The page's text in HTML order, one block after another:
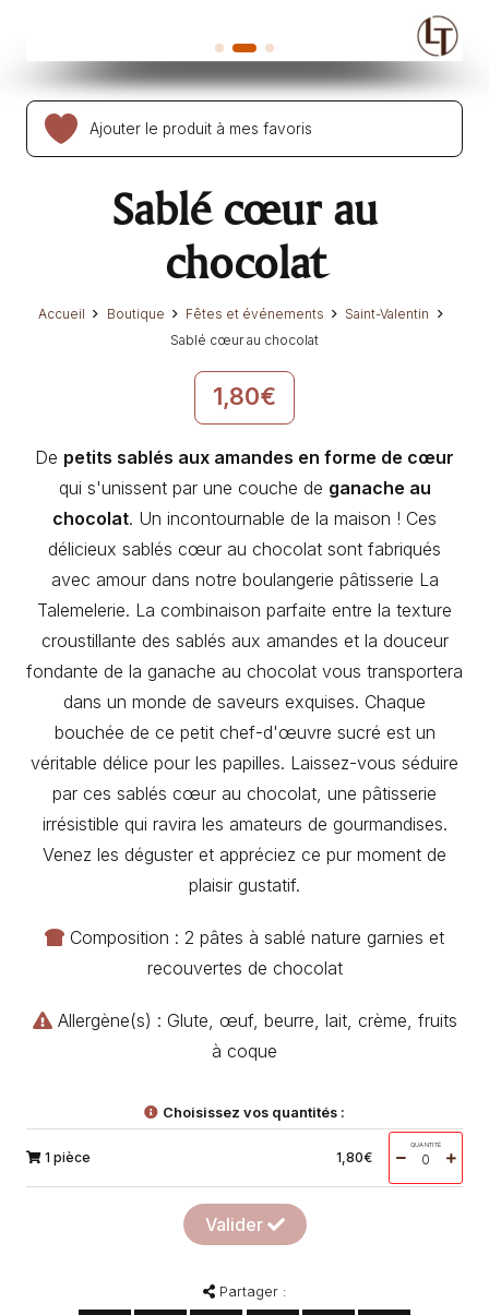
Ajouter le produit à mes favoris
Sablé cœur au
chocolat
Accueil Boutique Fêtes et événements
Saint-Valentin
Sablé cœur au chocolat
1,80€
De petits sablés aux amandes en forme de cœur
qui s'unissent par une couche de ganache au
chocolat. Un incontournable de la maison ! Ces
délicieux sablés cœur au chocolat sont fabriqués
avec amour dans notre boulangerie pâtisserie La
Talemelerie. La combinaison parfaite entre la texture
croustillante des sablés aux amandes et la douceur
fondante de la ganache au chocolat vous transportera
dans un monde de saveurs exquises. Chaque
bouchée de ce petit chef-d'œuvre sucré est un
véritable délice pour les papilles. Laissez-vous séduire
par ces sablés cœur au chocolat, une pâtisserie
irrésistible qui ravira les amateurs de gourmandises.
Venez les déguster et appréciez ce pur moment de
plaisir gustatif.
Composition : 2 pâtes à sablé nature garnies et
recouvertes de chocolat
Allergène(s) : Glute, œuf, beurre, lait, crème, fruits
à coque
Choisissez vos quantités :
1 pièce 1,80€
QUANTITÉ
Valider
Partager :